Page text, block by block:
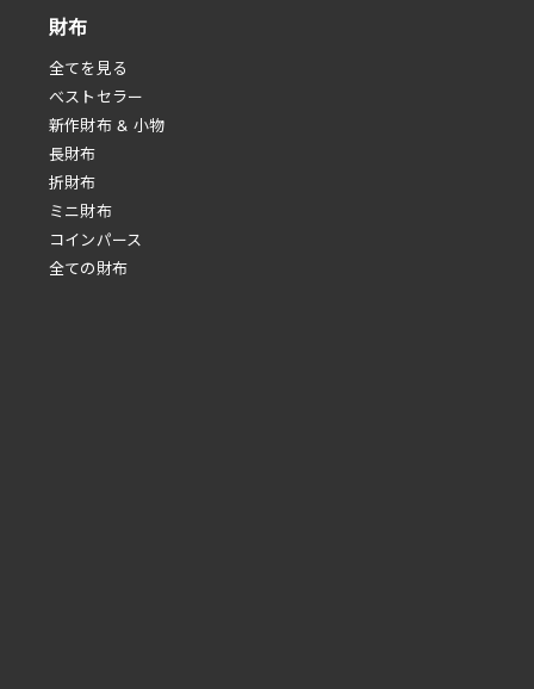
財布
全てを見る
べストセラー
新作財布 & 小物
長財布
折財布
ミニ財布
コインパース
全ての財布